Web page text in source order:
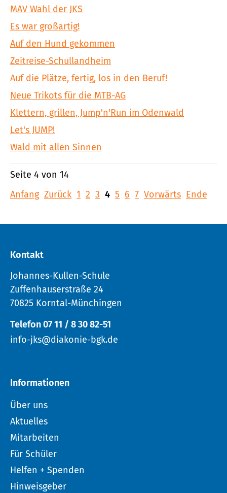
MAV Wahl der JKS
Es war großartig!
Auf den Hund gekommen
Zeitreise-Schullandheim
Auf die Plätze, fertig, los in den Beruf!
Neue Trikots für die MTB-AG
Klettern, grillen, Jump'n'Run im Odenwald
Let's JUMP!
Wald mit allen Sinnen
Seite 4 von 14
Anfang Zurück 1 2 3 4 5 6 7 Vorwärts Ende
Kontakt
Johannes-Kullen-Schule
Zuffenhauserstraße 24
70825 Korntal-Münchingen
Telefon 07 11 / 8 30 82-51
info-jks@diakonie-bgk.de
Informationen
Über uns
Aktuelles
Mitarbeiten
Für Schüler
Helfen + Spenden
Hinweisgeber